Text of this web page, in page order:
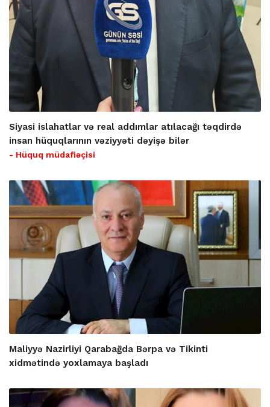
Siyasi islahatlar və real addımlar atılacağı təqdirdə
insan hüquqlarının vəziyyəti dəyişə bilər
- Hüquq müdafiəçisi
Maliyyə Nazirliyi Qarabağda Bərpa və Tikinti
xidmətində yoxlamaya başladı